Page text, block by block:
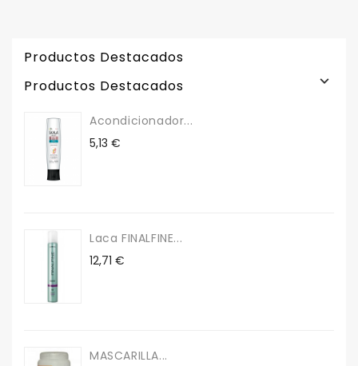
Productos Destacados
Productos Destacados

Acondicionador...
Precio
5,13 €
Laca FINALFINE...
Precio
12,71 €
MASCARILLA...